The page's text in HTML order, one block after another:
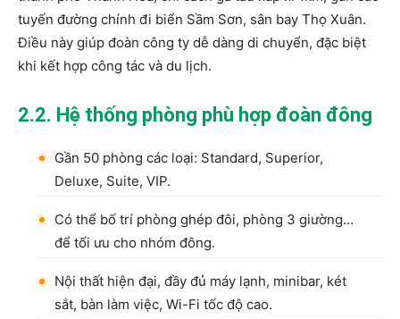
tuyến đường chính đi biển Sầm Sơn, sân bay Thọ Xuân.
Điều này giúp đoàn công ty dễ dàng di chuyển, đặc biệt
khi kết hợp công tác và du lịch.
2.2. Hệ thống phòng phù hợp đoàn đông
Gần 50 phòng các loại: Standard, Superior,
Deluxe, Suite, VIP.
Có thể bố trí phòng ghép đôi, phòng 3 giường…
để tối ưu cho nhóm đông.
Nội thất hiện đại, đầy đủ máy lạnh, minibar, két
sắt, bàn làm việc, Wi-Fi tốc độ cao.